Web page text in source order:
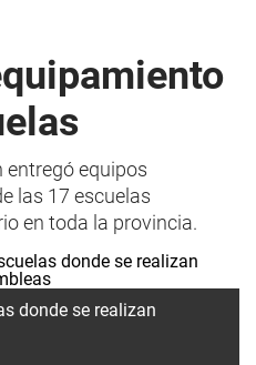
entregó equipos
las 17 escuelas
en toda la provincia.
donde se realizan